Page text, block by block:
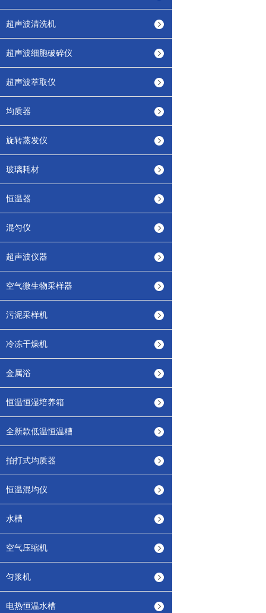
超声波清洗机
超声波细胞破碎仪
超声波萃取仪
均质器
旋转蒸发仪
玻璃耗材
恒温器
混匀仪
超声波仪器
空气微生物采样器
污泥采样机
冷冻干燥机
金属浴
恒温恒湿培养箱
全新款低温恒温糟
拍打式均质器
恒温混均仪
水槽
空气压缩机
匀浆机
电热恒温水槽